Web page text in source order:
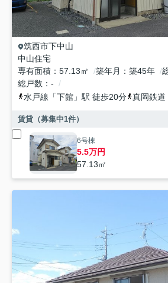
筑西市下中山
中山住宅
専有面積
57.13㎡ 築年月 築45年
総戸数
-
水戸線 「下館 」駅 徒歩20分 真岡鉄道
賃貸（募集中1件）
6号棟
5.5万円
57.13㎡